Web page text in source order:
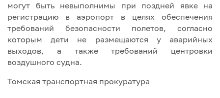
могут быть невыполнимы при поздней явке на
регистрацию в аэропорт в целях обеспечения
требований безопасности полетов, согласно
которым дети не размещаются у аварийных
выходов, а также требований центровки
воздушного судна.
Томская транспортная прокуратура